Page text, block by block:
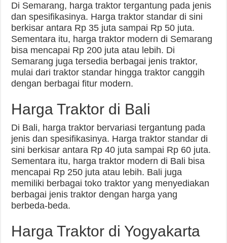
Di Semarang, harga traktor tergantung pada jenis
dan spesifikasinya. Harga traktor standar di sini
berkisar antara Rp 35 juta sampai Rp 50 juta.
Sementara itu, harga traktor modern di Semarang
bisa mencapai Rp 200 juta atau lebih. Di
Semarang juga tersedia berbagai jenis traktor,
mulai dari traktor standar hingga traktor canggih
dengan berbagai fitur modern.
Harga Traktor di Bali
Di Bali, harga traktor bervariasi tergantung pada
jenis dan spesifikasinya. Harga traktor standar di
sini berkisar antara Rp 40 juta sampai Rp 60 juta.
Sementara itu, harga traktor modern di Bali bisa
mencapai Rp 250 juta atau lebih. Bali juga
memiliki berbagai toko traktor yang menyediakan
berbagai jenis traktor dengan harga yang
berbeda-beda.
Harga Traktor di Yogyakarta